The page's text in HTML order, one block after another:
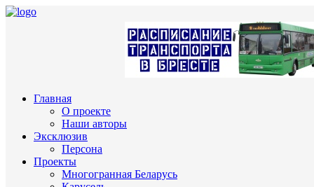
Главная
О проекте
Наши авторы
Эксклюзив
Персона
Проекты
Многогранная Беларусь